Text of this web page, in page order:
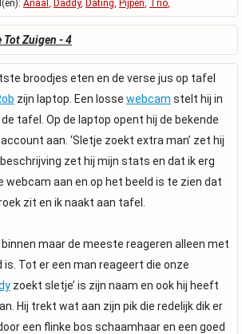
Anaal , Daddy, Dating, Pijpen, Trio,
Tot Zuigen - 4
broodjes eten en de verse jus op tafel
zijn laptop. Een losse webcam stelt hij in
tafel. Op de laptop opent hij de bekende
aan. ‘Sletje zoekt extra man’ zet hij
zet hij mijn stats en dat ik erg
webcam aan en op het beeld is te zien dat
zit en ik naakt aan tafel.
maar de meeste reageren alleen met
is. Tot er een man reageert die onze
zoekt sletje’ is zijn naam en ook hij heeft
Hij trekt wat aan zijn pik die redelijk dik er
een flinke bos schaamhaar en een goed